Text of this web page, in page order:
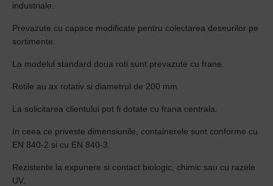
industriale.
Prevazute cu capace modificate pentru colectarea deseurilor pe
sortimente.
La modelul standard doua roti sunt prevazute cu frane.
Rotile au ax rotativ si diametrul de 200 mm.
La solicitarea clientului pot fi dotate cu frana centrala.
In ceea ce priveste dimensiunile, containerele sunt conforme cu
EN 840-2 si cu EN 840-3.
Rezistente la expunere si contact biologic, chimic sau cu razele
UV.